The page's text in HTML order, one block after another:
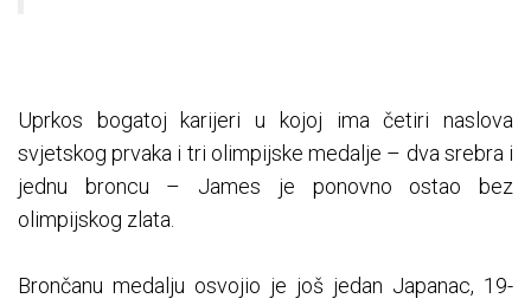
Uprkos bogatoj karijeri u kojoj ima četiri naslova
svjetskog prvaka i tri olimpijske medalje – dva srebra i
jednu broncu – James je ponovno ostao bez
olimpijskog zlata.
Brončanu medalju osvojio je još jedan Japanac, 19-